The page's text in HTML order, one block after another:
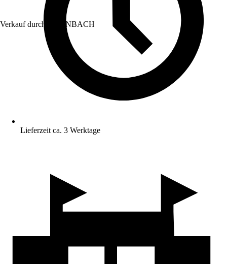
Verkauf durch: HORNBACH
Lieferzeit ca. 3 Werktage